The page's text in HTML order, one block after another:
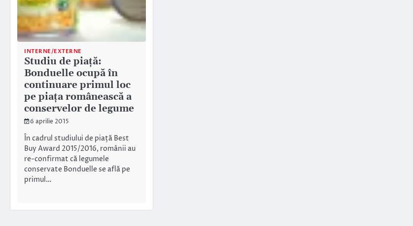
INTERNE/EXTERNE
Studiu de piață:
Bonduelle ocupă în
continuare primul loc
pe piața românească a
conservelor de legume
6 aprilie 2015
În cadrul studiului de piață Best
Buy Award 2015/2016, românii au
re-confirmat că legumele
conservate Bonduelle se află pe
primul…